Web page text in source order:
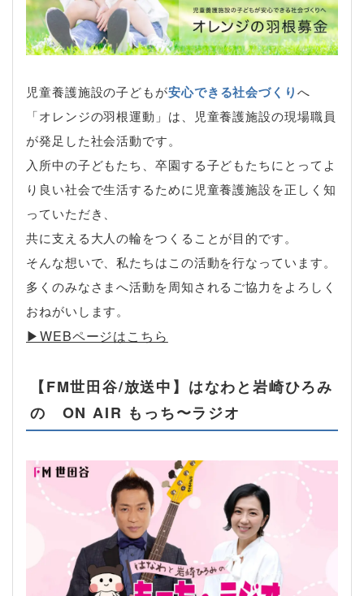
児童養護施設の子どもが安心できる社会づくりへ
「オレンジの羽根運動」は、児童養護施設の現場職員
が発足した社会活動です。
入所中の子どもたち、卒園する子どもたちにとってよ
り良い社会で生活するために児童養護施設を正しく知
っていただき、
共に支える大人の輪をつくることが目的です。
そんな想いで、私たちはこの活動を行なっています。
多くのみなさまへ活動を周知されるご協力をよろしく
おねがいします。
▶︎WEBページはこちら
【FM世田谷/放送中】はなわと岩崎ひろみ
の ON AIR もっち〜ラジオ